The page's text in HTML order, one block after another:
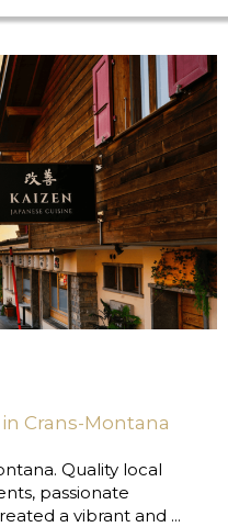
Crans-Montana
Quality local
passionate
a vibrant and ...